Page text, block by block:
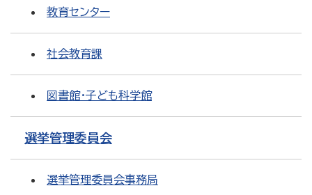
教育センター
社会教育課
図書館・子ども科学館
選挙管理委員会
選挙管理委員会事務局